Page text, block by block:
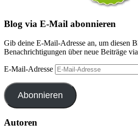
Blog via E-Mail abonnieren
Gib deine E-Mail-Adresse an, um diesen
Benachrichtigungen über neue Beiträge
E-Mail-Adresse
Abonnieren
Autoren